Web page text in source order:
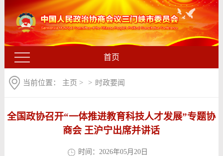
首页
当前位置： 主页 > > 时政要闻
全国政协召开“一体推进教育科技人才发展”专题协
商会 王沪宁出席并讲话
时间：2026年05月20日